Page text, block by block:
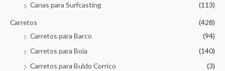
Canas para Surfcasting
(113)
Carretos
(428)
Carretos para Barco
(94)
Carretos para Boia
(140)
Carretos para Buldo Corrico
(3)